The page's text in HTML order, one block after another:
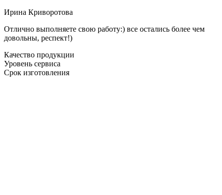
Ирина Криворотова
Отлично выполняете свою работу:) все остались более чем
довольны, респект!)
Качество продукции
Уровень сервиса
Срок изготовления